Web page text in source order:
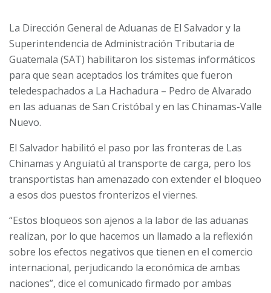
La Dirección General de Aduanas de El Salvador y la
Superintendencia de Administración Tributaria de
Guatemala (SAT) habilitaron los sistemas informáticos
para que sean aceptados los trámites que fueron
teledespachados a La Hachadura – Pedro de Alvarado
en las aduanas de San Cristóbal y en las Chinamas-Valle
Nuevo.
El Salvador habilitó el paso por las fronteras de Las
Chinamas y Anguiatú al transporte de carga, pero los
transportistas han amenazado con extender el bloqueo
a esos dos puestos fronterizos el viernes.
“Estos bloqueos son ajenos a la labor de las aduanas
realizan, por lo que hacemos un llamado a la reflexión
sobre los efectos negativos que tienen en el comercio
internacional, perjudicando la económica de ambas
naciones”, dice el comunicado firmado por ambas